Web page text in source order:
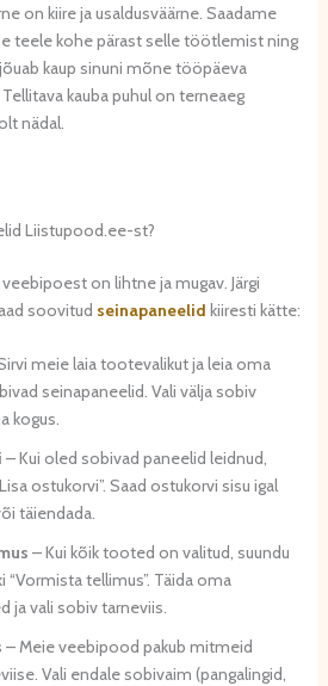
on kiire ja usaldusväärne. Saadame
teele kohe pärast selle töötlemist ning
kaup sinuni mõne tööpäeva
kauba puhul on terneaeg
nädal.
Liistupood.ee-st?
on lihtne ja mugav. Järgi
soovitud seinapaneelid kiiresti kätte:
meie laia tootevalikut ja leia oma
seinapaneelid. Vali välja sobiv
kogus.
– Kui oled sobivad paneelid leidnud,
ostukorvi”. Saad ostukorvi sisu igal
täiendada.
– Kui kõik tooted on valitud, suundu
“Vormista tellimus”. Täida oma
ja vali sobiv tarneviis.
– Meie veebipood pakub mitmeid
Vali endale sobivaim (pangalingid,